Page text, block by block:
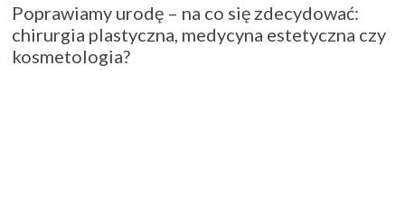
Poprawiamy urodę – na co się zdecydować:
chirurgia plastyczna, medycyna estetyczna czy
kosmetologia?